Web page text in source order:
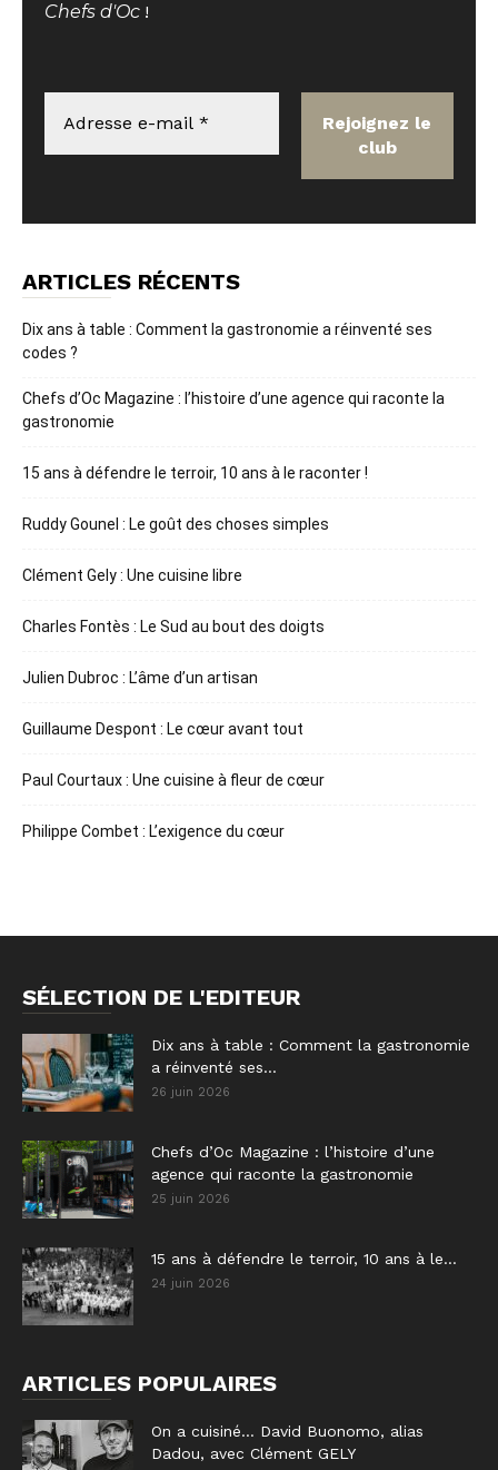
Chefs d'Oc !
ARTICLES RÉCENTS
Dix ans à table : Comment la gastronomie a réinventé ses
codes ?
Chefs d’Oc Magazine : l’histoire d’une agence qui raconte la
gastronomie
15 ans à défendre le terroir, 10 ans à le raconter !
Ruddy Gounel : Le goût des choses simples
Clément Gely : Une cuisine libre
Charles Fontès : Le Sud au bout des doigts
Julien Dubroc : L’âme d’un artisan
Guillaume Despont : Le cœur avant tout
Paul Courtaux : Une cuisine à fleur de cœur
Philippe Combet : L’exigence du cœur
SÉLECTION DE L'EDITEUR
Dix ans à table : Comment la gastronomie
a réinventé ses...
26 juin 2026
Chefs d’Oc Magazine : l’histoire d’une
agence qui raconte la gastronomie
25 juin 2026
15 ans à défendre le terroir, 10 ans à le...
24 juin 2026
ARTICLES POPULAIRES
On a cuisiné… David Buonomo, alias
Dadou, avec Clément GELY